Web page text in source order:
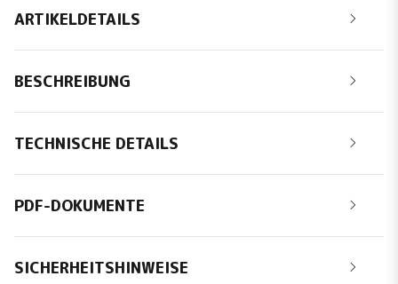
ARTIKELDETAILS
BESCHREIBUNG
TECHNISCHE DETAILS
PDF-DOKUMENTE
SICHERHEITSHINWEISE